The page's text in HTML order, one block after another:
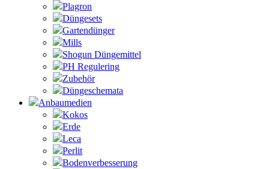
Plagron
Düngesets
Gartendünger
Mills
Shogun Düngemittel
PH Regulering
Zubehör
Düngeschemata
Anbaumedien
Kokos
Erde
Leca
Perlit
Bodenverbesserung